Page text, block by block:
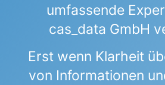
umfassende
cas_data GmbH
Erst wenn Klarheit
von Informationen